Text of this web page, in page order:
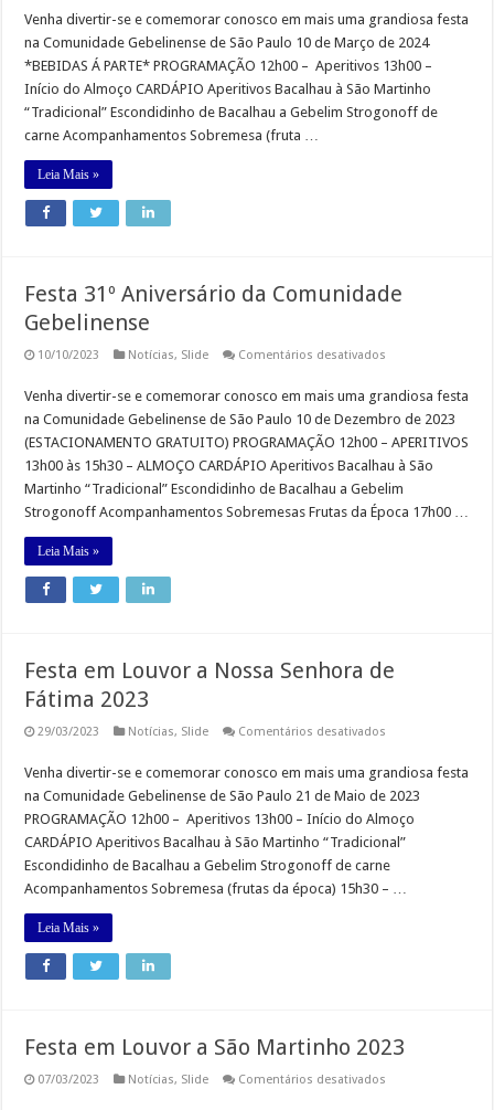
Louvor
a
São
Martinho
Venha divertir-se e comemorar conosco em mais uma grandiosa festa
na Comunidade Gebelinense de São Paulo 10 de Março de 2024
*BEBIDAS Á PARTE* PROGRAMAÇÃO 12h00 – Aperitivos 13h00 –
Início do Almoço CARDÁPIO Aperitivos Bacalhau à São Martinho
“Tradicional” Escondidinho de Bacalhau a Gebelim Strogonoff de
carne Acompanhamentos Sobremesa (fruta …
Leia Mais »
Festa 31º Aniversário da Comunidade
Gebelinense
10/10/2023 Notícias, Slide Comentários desativados
Aniversário
Comunidade
Gebelinense
Venha divertir-se e comemorar conosco em mais uma grandiosa festa
na Comunidade Gebelinense de São Paulo 10 de Dezembro de 2023
(ESTACIONAMENTO GRATUITO) PROGRAMAÇÃO 12h00 – APERITIVOS
13h00 às 15h30 – ALMOÇO CARDÁPIO Aperitivos Bacalhau à São
Martinho “Tradicional” Escondidinho de Bacalhau a Gebelim
Strogonoff Acompanhamentos Sobremesas Frutas da Época 17h00 …
Leia Mais »
Festa em Louvor a Nossa Senhora de
Fátima 2023
29/03/2023 Notícias, Slide Comentários desativados
Louvor
a
Nossa
Senhora
Fátima
2023
Venha divertir-se e comemorar conosco em mais uma grandiosa festa
na Comunidade Gebelinense de São Paulo 21 de Maio de 2023
PROGRAMAÇÃO 12h00 – Aperitivos 13h00 – Início do Almoço
CARDÁPIO Aperitivos Bacalhau à São Martinho “Tradicional”
Escondidinho de Bacalhau a Gebelim Strogonoff de carne
Acompanhamentos Sobremesa (frutas da época) 15h30 – …
Leia Mais »
Festa em Louvor a São Martinho 2023
07/03/2023 Notícias, Slide Comentários desativados